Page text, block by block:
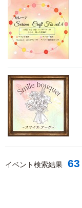
イベント検索結果 63